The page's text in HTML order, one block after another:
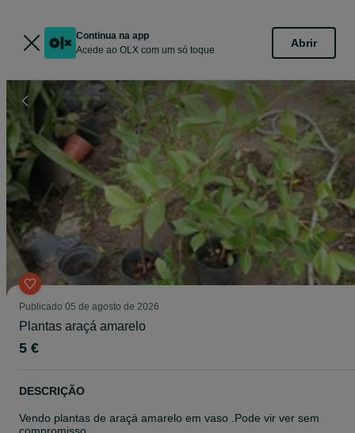
Continua na app
Acede ao OLX com um só toque
Abrir
Publicado 05 de agosto de 2026
Plantas araçá amarelo
5 €
DESCRIÇÃO
Vendo plantas de araçá amarelo em vaso .Pode vir ver sem